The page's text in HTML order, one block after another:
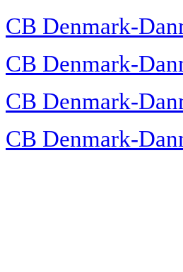
CB Denmark-
CB Denmark-
CB Denmark-
CB Denmark-